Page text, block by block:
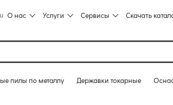
О нас Услуги Сервисы Скачать
пилы по металлу Державки токарные